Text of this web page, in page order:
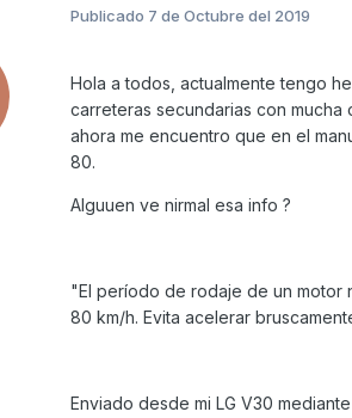
Publicado 7 de Octubre del 2019
Hola a todos, actualmente tengo
carreteras secundarias con
ahora me encuentro que en el
80.
Alguuen ve nirmal esa info ?
"El período de rodaje de un motor
80 km/h. Evita acelerar
Enviado desde mi LG V30